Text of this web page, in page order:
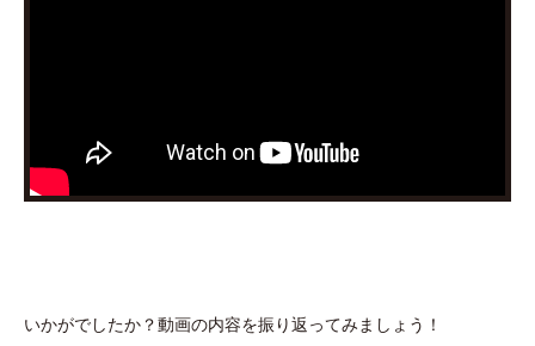
いかがでしたか？動画の内容を振り返ってみましょう！